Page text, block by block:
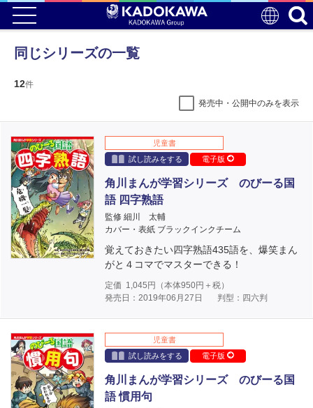
同じシリーズの一覧
12件
発売中・公開中のみを表示
児童書
試し読みをする
電子版
角川まんが学習シリーズ のびーる国
語 四字熟語
監修 細川 太輔
カバー・表紙 ブラックインクチーム
覚えておきたい四字熟語435語を、爆笑まん
がと４コマでマスターできる！
定価 1,045 円（本体950円＋税）
発売日：2019年06月27日
判型：四六判
児童書
試し読みをする
電子版
角川まんが学習シリーズ のびーる国
語 慣用句